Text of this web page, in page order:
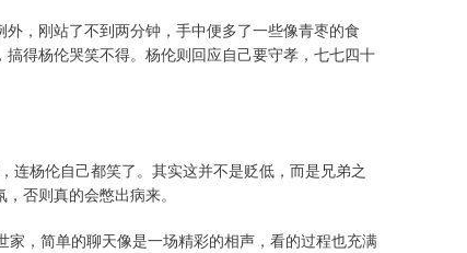
，刚站了不到两分钟，手中便多了一些像青枣的食
得杨伦哭笑不得。杨伦则回应自己要守孝，七七四十
连杨伦自己都笑了。其实这并不是贬低，而是兄弟之
否则真的会憋出病来。
，简单的聊天像是一场精彩的相声，看的过程也充满